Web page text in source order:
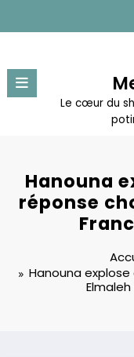
contenu
Le cœur du
Hanouna
réponse
Hanouna